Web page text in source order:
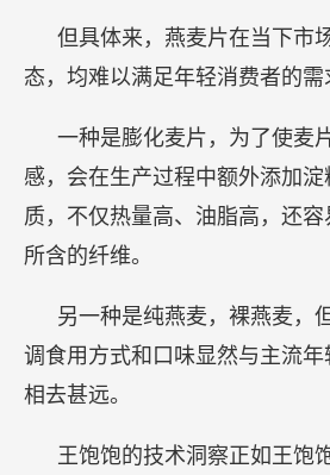
但具体来，燕麦片在当下市
态，均难以满足年轻消费者的需
一种是膨化麦片，为了使麦
感，会在生产过程中额外添加
质，不仅热量高、油脂高，还
所含的纤维。
另一种是纯燕麦，裸燕麦，
调食用方式和口味显然与主流
相去甚远。
王饱饱的技术洞察正如王饱